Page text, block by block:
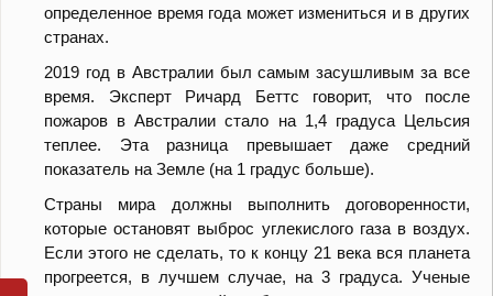
определенное время года может измениться и в других
странах.
2019 год в Австралии был самым засушливым за все
время. Эксперт Ричард Беттс говорит, что после
пожаров в Австралии стало на 1,4 градуса Цельсия
теплее. Эта разница превышает даже средний
показатель на Земле (на 1 градус больше).
Страны мира должны выполнить договоренности,
которые остановят выброс углекислого газа в воздух.
Если этого не сделать, то к концу 21 века вся планета
прогреется, в лучшем случае, на 3 градуса. Ученые